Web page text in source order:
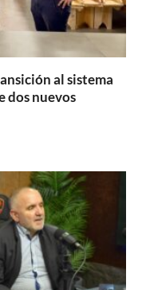
al sistema
dos nuevos